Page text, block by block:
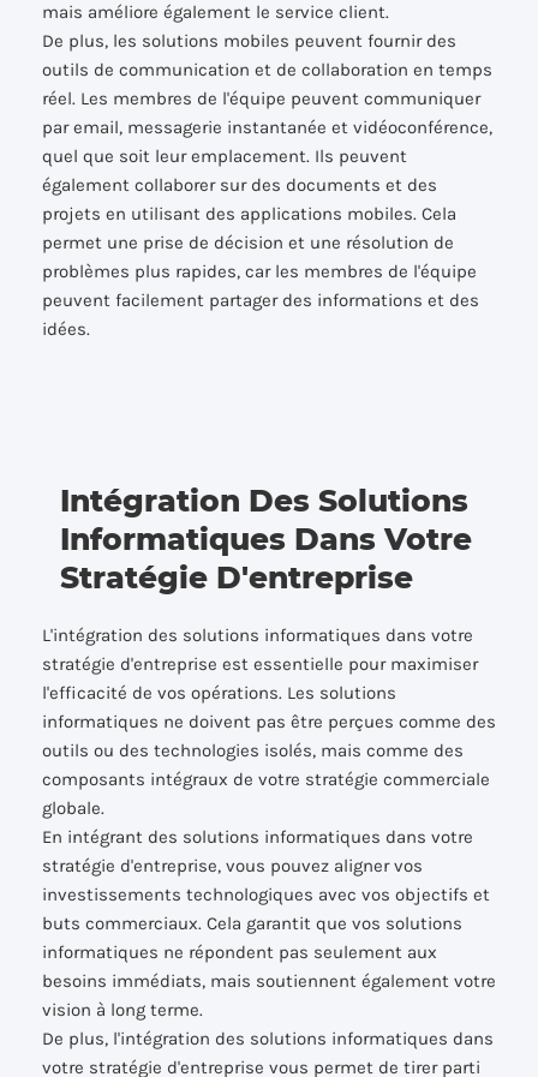
mais améliore également le service client.
De plus, les solutions mobiles peuvent fournir des
outils de communication et de collaboration en temps
réel. Les membres de l'équipe peuvent communiquer
par email, messagerie instantanée et vidéoconférence,
quel que soit leur emplacement. Ils peuvent
également collaborer sur des documents et des
projets en utilisant des applications mobiles. Cela
permet une prise de décision et une résolution de
problèmes plus rapides, car les membres de l'équipe
peuvent facilement partager des informations et des
idées.
Intégration Des Solutions
Informatiques Dans Votre
Stratégie D'entreprise
L'intégration des solutions informatiques dans votre
stratégie d'entreprise est essentielle pour maximiser
l'efficacité de vos opérations. Les solutions
informatiques ne doivent pas être perçues comme des
outils ou des technologies isolés, mais comme des
composants intégraux de votre stratégie commerciale
globale.
En intégrant des solutions informatiques dans votre
stratégie d'entreprise, vous pouvez aligner vos
investissements technologiques avec vos objectifs et
buts commerciaux. Cela garantit que vos solutions
informatiques ne répondent pas seulement aux
besoins immédiats, mais soutiennent également votre
vision à long terme.
De plus, l'intégration des solutions informatiques dans
votre stratégie d'entreprise vous permet de tirer parti